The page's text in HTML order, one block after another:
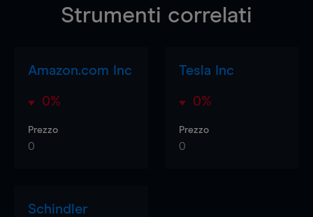
Strumenti correlati
Amazon.com Inc
0%
Prezzo
0
Tesla Inc
0%
Prezzo
0
Schindler